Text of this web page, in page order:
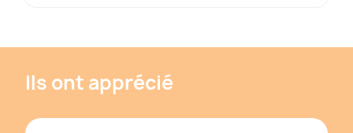
Ils ont apprécié